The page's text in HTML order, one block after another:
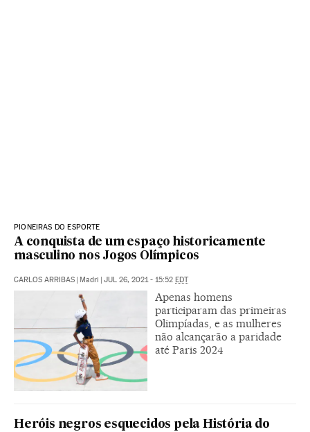
PIONEIRAS DO ESPORTE
A conquista de um espaço historicamente
masculino nos Jogos Olímpicos
CARLOS ARRIBAS Madri JUL 26, 2021 - 15:52 EDT
Apenas homens
participaram das primeiras
Olimpíadas, e as mulheres
não alcançarão a paridade
até Paris 2024
Heróis negros esquecidos pela História do